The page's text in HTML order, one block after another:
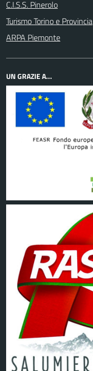
C.I.S.S. Pinerolo
Turismo Torino e Provincia
ARPA Piemonte
UN GRAZIE A...